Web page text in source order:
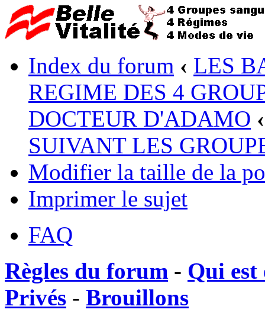
Index du forum ‹ LES
REGIME DES 4
DOCTEUR D'ADAMO ‹
SUIVANT LES
Modifier la taille de la
Imprimer le sujet
FAQ
Règles du forum - Qui est
Privés - Brouillons